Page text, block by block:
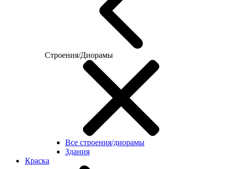
Строения/Диорамы
Все строения/диорамы
Здания
Краска